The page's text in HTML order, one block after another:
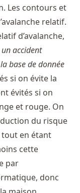
Les contours et
relatif.
d’avalanche,
un accident
base de donnée
si on évite la
évités si on
et rouge. On
du risque
tout en étant
cette
par
donc